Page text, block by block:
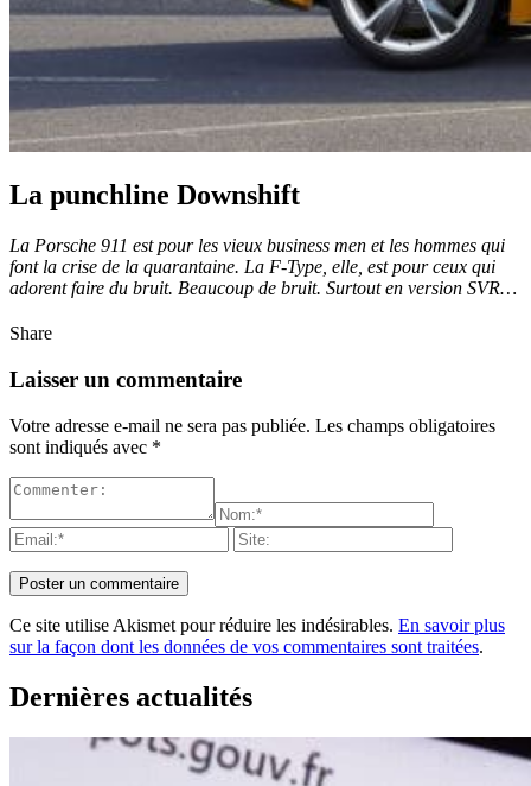
La punchline Downshift
La Porsche 911 est pour les vieux business men et les hommes qui
font la crise de la quarantaine. La F-Type, elle, est pour ceux qui
adorent faire du bruit. Beaucoup de bruit. Surtout en version SVR…
Share
Laisser un commentaire
Votre adresse e-mail ne sera pas publiée. Les champs obligatoires
sont indiqués avec *
Ce site utilise Akismet pour réduire les indésirables. En savoir plus
sur la façon dont les données de vos commentaires sont traitées.
Dernières actualités